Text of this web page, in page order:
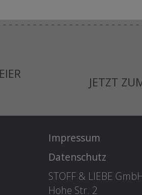
JETZT
Impressum
Datenschutz
STOFF & LIEBE
Hohe Str. 2